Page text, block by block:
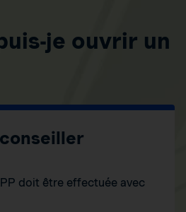
je ouvrir un
conseiller
doit être effectuée avec